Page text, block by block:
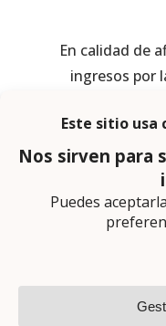
En calidad de
ingresos por
Página web